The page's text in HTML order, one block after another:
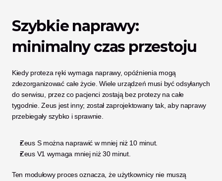
Szybkie naprawy:
minimalny czas przestoju
Kiedy proteza ręki wymaga naprawy, opóźnienia mogą
zdezorganizować całe życie. Wiele urządzeń musi być odsyłanych
do serwisu, przez co pacjenci zostają bez protezy na całe
tygodnie. Zeus jest inny; został zaprojektowany tak, aby naprawy
przebiegały szybko i sprawnie.
Zeus S można naprawić w mniej niż 10 minut.
Zeus V1 wymaga mniej niż 30 minut.
Ten modułowy proces oznacza, że użytkownicy nie muszą